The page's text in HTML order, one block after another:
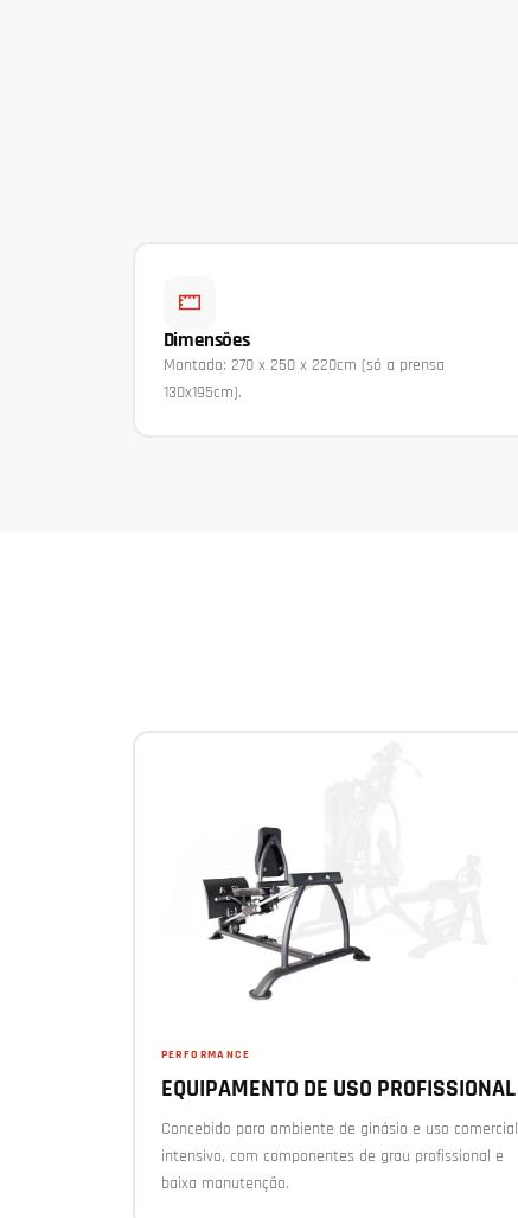
Dimensões
Montado: 270 x 250 x 220cm (só a prensa
130x195cm).
PERFORMANCE
EQUIPAMENTO DE USO PROFISSIONAL
Concebido para ambiente de ginásio e uso comercial
intensivo, com componentes de grau profissional e
baixa manutenção.